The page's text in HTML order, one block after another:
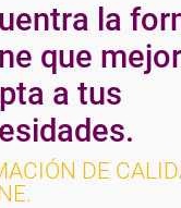
la
que
a tus
DE